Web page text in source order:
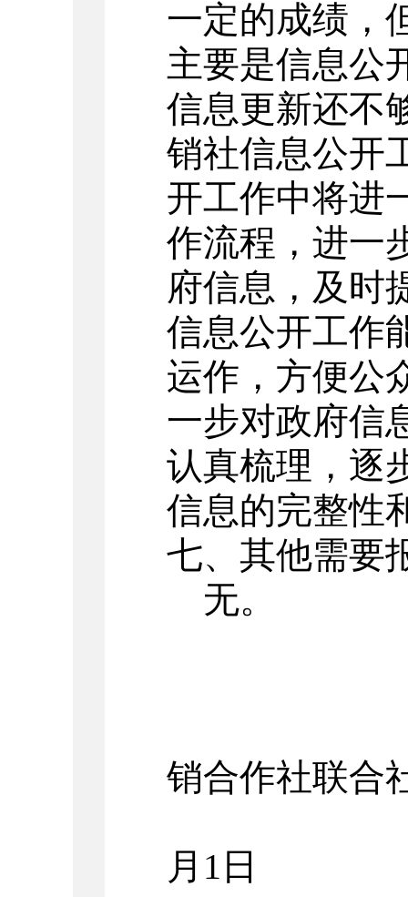
一定的成绩，
主要是信息公
信息更新还不
销社信息公开
开工作中将进
作流程，进一
府信息，及时
信息公开工作
运作，方便公
一步对政府信
认真梳理，逐
信息的完整性
七、其他需要
无。
销合作社联合
月 1 日